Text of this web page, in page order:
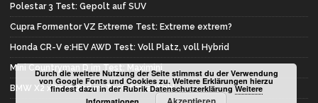
Polestar 3 Test: Gepolt auf SUV
Cupra Formentor VZ Extreme Test: Extreme extrem?
Honda CR-V e:HEV AWD Test: Voll Platz, voll Hybrid
Mini Countryman D im Test: Maximini
BMW X2 xDrive 20d im Test: Erste Wahl
Durch die weitere Nutzung der Seite stimmst du der Verwendung
von Google Fonts und Cookies zu. Weitere Erklärungen hierzu
findest dazu in der Rubrik DatenschutzerklärungWeitere